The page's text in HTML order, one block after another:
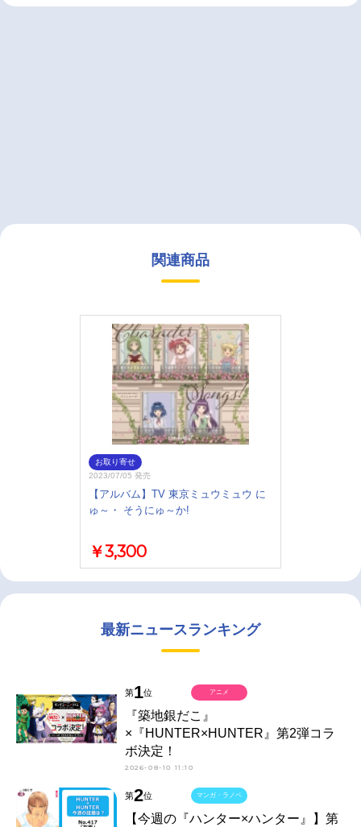
関連商品
お取り寄せ
2023/07/05 発売
【アルバム】TV 東京ミュウミュウ に
ゅ～・ そうにゅ～か!
￥3,300
最新ニュースランキング
第1位
『築地銀だこ』
×『HUNTER×HUNTER』第2弾コラ
ボ決定！
2026-08-10 11:10
アニメ
第2位
【今週の『ハンター×ハンター』】第
マンガ・ラノベ